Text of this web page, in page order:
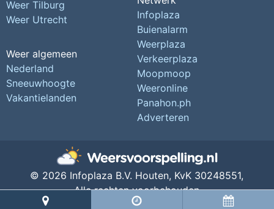
Weer Tilburg
Weer Utrecht
Weer algemeen
Nederland
Sneeuwhoogte
Vakantielanden
Infoplaza
Buienalarm
Weerplaza
Verkeerplaza
Moopmoop
Weeronline
Panahon.ph
Adverteren
© 2026 Infoplaza B.V. Houten, KvK 30248551,
Alle rechten voorbehouden